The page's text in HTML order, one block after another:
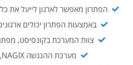
הפתרון מאפשר לארגון לייעל את
באמצעות הפתרון יכולים
צוות המערכת בקונסיסט,
מערכת ההנגשה NAGIX, המבוססת על PB Digital, מאפשרת להנגיש מסמכים ארגוניים באופן אוטומטי ויעיל.